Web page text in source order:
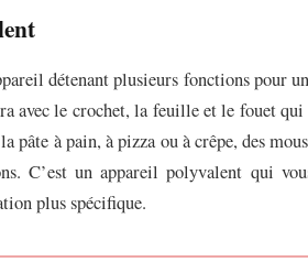
détenant plusieurs fonctions pour
avec le crochet, la feuille et le fouet qui
pâte à pain, à pizza ou à crêpe, des
C’est un appareil polyvalent qui
plus spécifique.